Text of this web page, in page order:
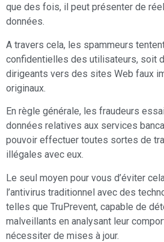
que des fois, il peut présenter de
données.
A travers cela, les spammeurs
confidentielles des utilisateurs, soit
dirigeants vers des sites Web faux
originaux.
En règle générale, les fraudeurs
données relatives aux services
pouvoir effectuer toutes sortes de
illégales avec eux.
Le seul moyen pour vous d’éviter
l’antivirus traditionnel avec des
telles que TruPrevent, capable de
malveillants en analysant leur
nécessiter de mises à jour.